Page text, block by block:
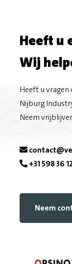
Heeft u
Wij
Heeft u
Nijburg
Neem
+31 598 36
Neem